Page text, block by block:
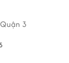
3